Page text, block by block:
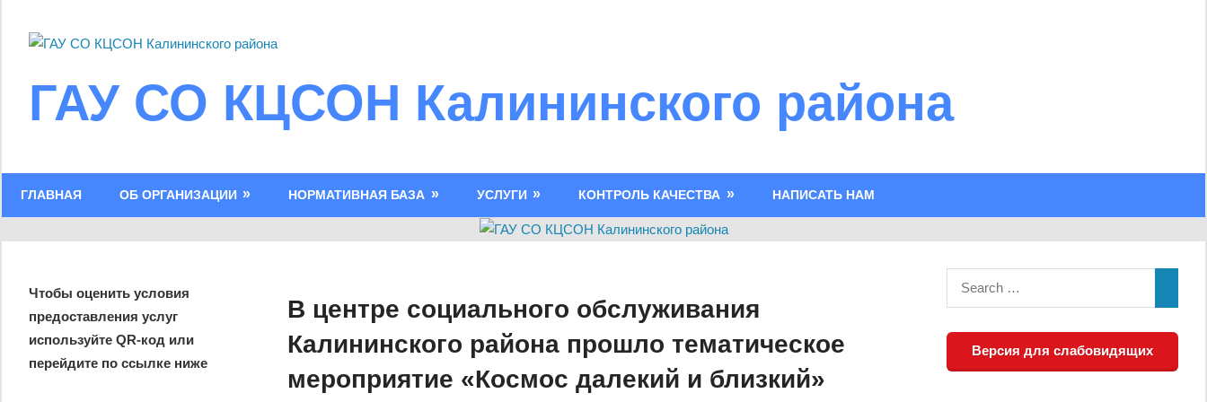
ГАУ СО КЦСОН Калининского района
ГЛАВНАЯ ОБ ОРГАНИЗАЦИИ НОРМАТИВНАЯ БАЗА УСЛУГИ КОНТРОЛЬ КАЧЕСТВА НАПИСАТЬ НАМ
В центре социального обслуживания
Калининского района прошло тематическое
мероприятие «Космос далекий и близкий»
Чтобы оценить условия
предоставления услуг
используйте QR-код или
перейдите по ссылке ниже
Версия для слабовидящих